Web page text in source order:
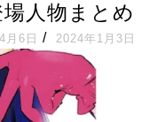
人物まとめ
月6日 / 2024年1月3日